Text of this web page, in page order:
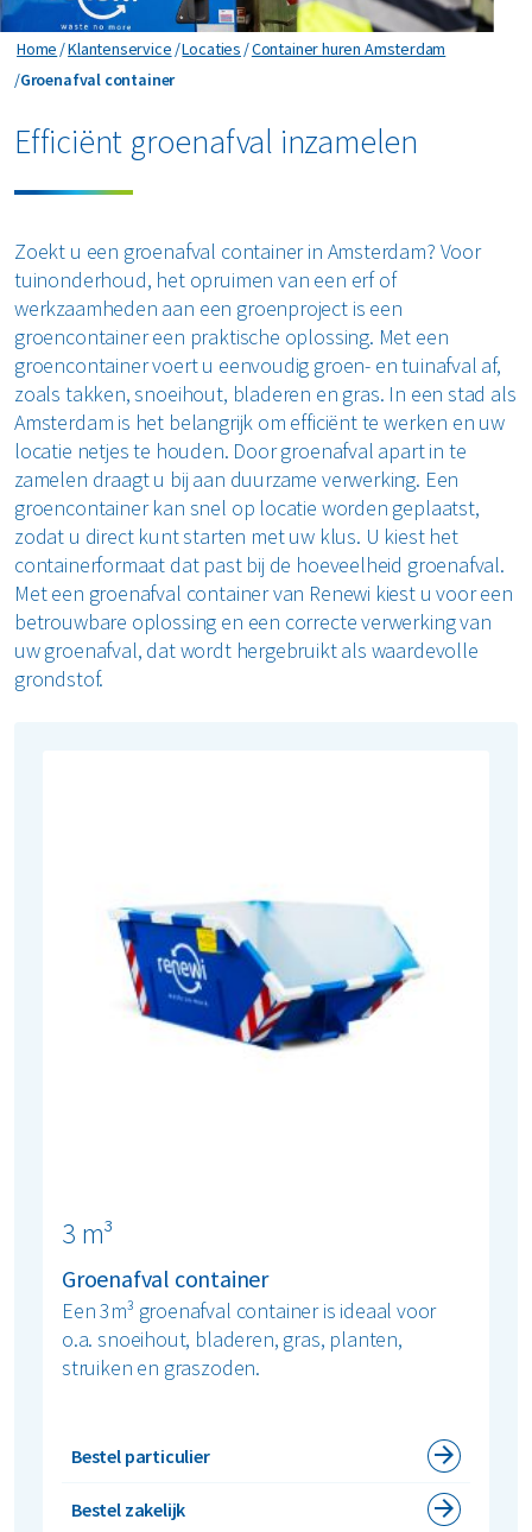
Horeca en recreatie
Industrie
Logistiek
Retail
Zorg
Onze diensten
Interne inzamelmiddelen
Circulaire diensten
CSRD
Circulair+
Gevaarlijk afval
Glas
Groen- en tuinafval
Grofvuil
Hout
Matrassen
Papier en karton
PMD
Puin
Restafval
Vertrouwelijk papier
Alle soorten afval
Mineralen
Organics
Papier en karton
Alle circulaire materialen
ons
Home Klantenservice Locaties Container huren Amsterdam
Groenafval container
Groenafval container
Efficiënt groenafval inzamelen
Zoekt u een groenafval container in Amsterdam? Voor
tuinonderhoud, het opruimen van een erf of
werkzaamheden aan een groenproject is een
groencontainer een praktische oplossing. Met een
groencontainer voert u eenvoudig groen- en tuinafval af,
zoals takken, snoeihout, bladeren en gras. In een stad als
Amsterdam is het belangrijk om efficiënt te werken en uw
locatie netjes te houden. Door groenafval apart in te
zamelen draagt u bij aan duurzame verwerking. Een
groencontainer kan snel op locatie worden geplaatst,
zodat u direct kunt starten met uw klus. U kiest het
containerformaat dat past bij de hoeveelheid groenafval.
Met een groenafval container van Renewi kiest u voor een
betrouwbare oplossing en een correcte verwerking van
uw groenafval, dat wordt hergebruikt als waardevolle
grondstof.
3 m³
Groenafval container
Een 3m³ groenafval container is ideaal voor
o.a. snoeihout, bladeren, gras, planten,
struiken en graszoden.
Bestel particulier
Bestel zakelijk